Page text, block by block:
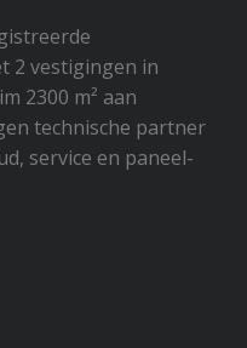
2 vestigingen in
2300 m² aan
technische partner
service en paneel-